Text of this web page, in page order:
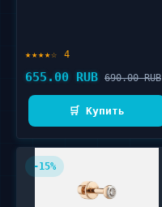
★★★★☆ 4
655.00 RUB 690.00 RUB
🛒 Купить
-15%